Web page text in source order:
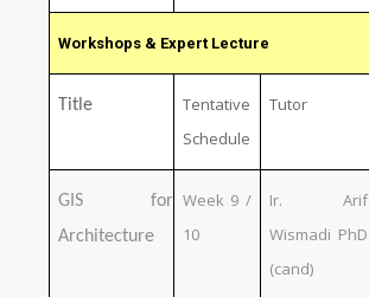
Workshops & Expert Lecture
Title
Tentative
Schedule
Tutor
GIS for
Architecture
Week 9 /
10
Ir. Arif
Wismadi PhD
(cand)